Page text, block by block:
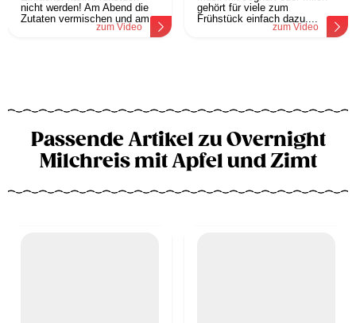
nicht werden! Am Abend die
Zutaten vermischen und am...
zum Video
gehört für viele zum
Frühstück einfach dazu....
zum Video
Passende Artikel zu Overnight
Milchreis mit Apfel und Zimt